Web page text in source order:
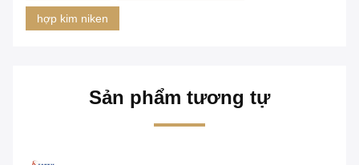
hợp kim niken
Sản phẩm tương tự